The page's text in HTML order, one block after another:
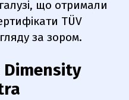
що отримали
TÜV
за зором.
Dimensity